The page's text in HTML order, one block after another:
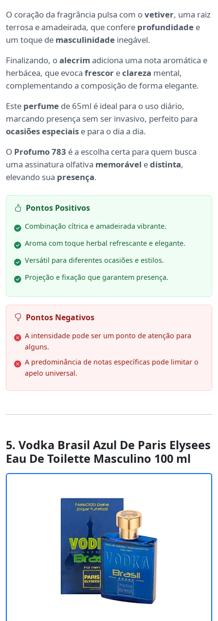
O coração da fragrância pulsa com ovetiver, uma raiz
terrosa e amadeirada, que confere profundidade e
um toque de masculinidade inegável.
Finalizando, oalecrimadiciona uma nota aromática e
herbácea, que evoca frescor eclareza mental,
complementando a composição de forma elegante.
Este perfume de 65ml é ideal para o uso diário,
marcando presença sem ser invasivo, perfeito para
ocasiões especiais e para o dia a dia.
O Profumo 783 é a escolha certa para quem busca
uma assinatura olfativa memorável edistinta,
elevando sua presença.
Pontos Positivos
Combinação cítrica e amadeirada vibrante.
Aroma com toque herbal refrescante e elegante.
Versátil para diferentes ocasiões e estilos.
Projeção e fixação que garantem presença.
Pontos Negativos
A intensidade pode ser um ponto de atenção para
alguns.
A predominância de notas específicas pode limitar o
apelo universal.
5. Vodka Brasil Azul De Paris Elysees
Eau De Toilette Masculino 100 ml